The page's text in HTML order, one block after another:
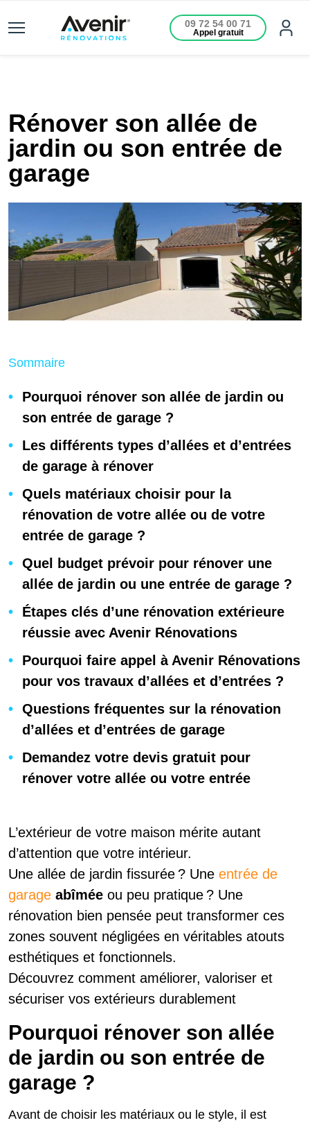
09 72 54 00 71
Appel gratuit
Rénover son allée de
jardin ou son entrée de
garage
Sommaire
Pourquoi rénover son allée de jardin ou
son entrée de garage ?
Les différents types d’allées et d’entrées
de garage à rénover
Quels matériaux choisir pour la
rénovation de votre allée ou de votre
entrée de garage ?
Quel budget prévoir pour rénover une
allée de jardin ou une entrée de garage ?
Étapes clés d’une rénovation extérieure
réussie avec Avenir Rénovations
Pourquoi faire appel à Avenir Rénovations
pour vos travaux d’allées et d’entrées ?
Questions fréquentes sur la rénovation
d’allées et d’entrées de garage
Demandez votre devis gratuit pour
rénover votre allée ou votre entrée
L’extérieur de votre maison mérite autant
d’attention que votre intérieur.
Une allée de jardin fissurée ? Une entrée de
garage abîmée ou peu pratique ? Une
rénovation bien pensée peut transformer ces
zones souvent négligées en véritables atouts
esthétiques et fonctionnels.
Découvrez comment améliorer, valoriser et
sécuriser vos extérieurs durablement
Pourquoi rénover son allée
de jardin ou son entrée de
garage ?
Avant de choisir les matériaux ou le style, il est